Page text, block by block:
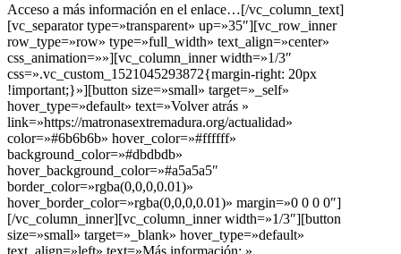
Acceso a más información en el enlace…[/vc_column_text]
[vc_separator type=»transparent» up=»35″][vc_row_inner
row_type=»row» type=»full_width» text_align=»center»
css_animation=»»][vc_column_inner width=»1/3″
css=».vc_custom_1521045293872{margin-right: 20px
!important;}»][button size=»small» target=»_self»
hover_type=»default» text=»Volver atrás »
link=»https://matronasextremadura.org/actualidad»
color=»#6b6b6b» hover_color=»#ffffff»
background_color=»#dbdbdb»
hover_background_color=»#a5a5a5″
border_color=»rgba(0,0,0,0.01)»
hover_border_color=»rgba(0,0,0,0.01)» margin=»0 0 0 0″]
[/vc_column_inner][vc_column_inner width=»1/3″][button
size=»small» target=»_blank» hover_type=»default»
text_align=»left» text=»Más información: »